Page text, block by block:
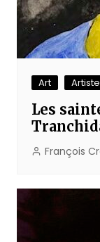
Art
Les
François